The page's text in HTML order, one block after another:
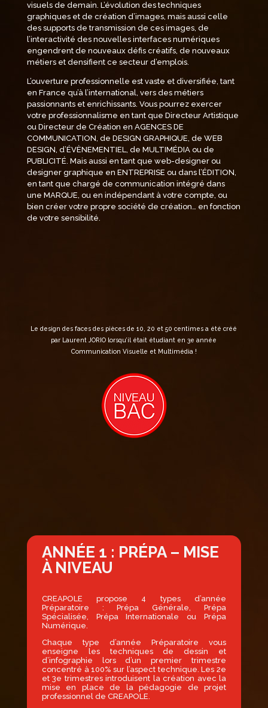
visuels de demain. L’évolution des techniques
graphiques et de création d’images, mais aussi celle
des supports de transmission de ces images, de
l’interactivité des nouvelles interfaces numériques
engendrent de nouveaux défis créatifs, de nouveaux
métiers et densifient ce secteur d’emplois.
L’ouverture professionnelle est vaste et diversifiée, tant
en France qu’à l’international, vers des métiers
passionnants et enrichissants. Vous pourrez exercer
votre professionnalisme en tant que Directeur Artistique
ou Directeur de Création en AGENCES DE
COMMUNICATION, de DESIGN GRAPHIQUE, de WEB
DESIGN, d’ÉVÈNEMENTIEL, de MULTIMÉDIA ou de
PUBLICITÉ. Mais aussi en tant que web-designer ou
designer graphique en ENTREPRISE ou dans l’ÉDITION,
en tant que chargé de communication intégré dans
une MARQUE, ou en indépendant à votre compte, ou
bien créer votre propre société de création… en fonction
de votre sensibilité.
Le design des faces des pièces de 10, 20 et 50 centimes a été créé
par Laurent JORIO lorsqu’il était étudiant en 3e année
Communication Visuelle et Multimédia !
ANNÉE 1 : PRÉPA – MISE
À NIVEAU
CREAPOLE propose 4 types d’année
Préparatoire : Prépa Générale, Prépa
Spécialisée, Prépa Internationale ou Prépa
Numérique.
Chaque type d’année Préparatoire vous
enseigne les techniques de dessin et
d’infographie lors d’un premier trimestre
concentré à 100% sur l’aspect technique. Les 2e
et 3e trimestres introduisent la création avec la
mise en place de la pédagogie de projet
professionnel de CREAPOLE.